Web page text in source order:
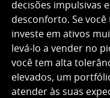
decisões impulsivas
desconforto. Se
investe em ativos
levá-lo a vender no
você tem alta
elevados, um
atender às suas